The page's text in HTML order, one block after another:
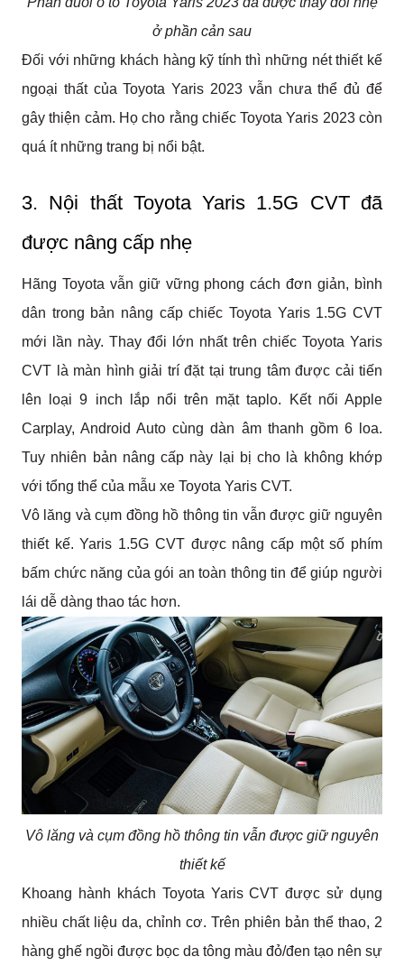
ở phần cản sau
Đối với những khách hàng kỹ tính thì những nét thiết kế
ngoại thất của Toyota Yaris 2023 vẫn chưa thể đủ để
gây thiện cảm. Họ cho rằng chiếc Toyota Yaris 2023 còn
quá ít những trang bị nổi bật.
3. Nội thất Toyota Yaris 1.5G CVT đã
được nâng cấp nhẹ
Hãng Toyota vẫn giữ vững phong cách đơn giản, bình
dân trong bản nâng cấp chiếc Toyota Yaris 1.5G CVT
mới lần này. Thay đổi lớn nhất trên chiếc Toyota Yaris
CVT là màn hình giải trí đặt tại trung tâm được cải tiến
lên loại 9 inch lắp nổi trên mặt taplo. Kết nối Apple
Carplay, Android Auto cùng dàn âm thanh gồm 6 loa.
Tuy nhiên bản nâng cấp này lại bị cho là không khớp
với tổng thể của mẫu xe Toyota Yaris CVT.
Vô lăng và cụm đồng hồ thông tin vẫn được giữ nguyên
thiết kế. Yaris 1.5G CVT được nâng cấp một số phím
bấm chức năng của gói an toàn thông tin để giúp người
lái dễ dàng thao tác hơn.
Vô lăng và cụm đồng hồ thông tin vẫn được giữ nguyên
thiết kế
Khoang hành khách Toyota Yaris CVT được sử dụng
nhiều chất liệu da, chỉnh cơ. Trên phiên bản thể thao, 2
hàng ghế ngồi được bọc da tông màu đỏ/đen tạo nên sự